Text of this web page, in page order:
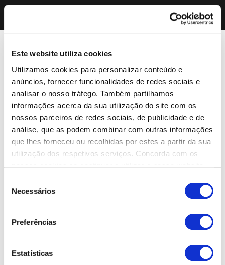
Este website utiliza cookies
Utilizamos cookies para personalizar conteúdo e
anúncios, fornecer funcionalidades de redes sociais e
analisar o nosso tráfego. Também partilhamos
informações acerca da sua utilização do site com os
nossos parceiros de redes sociais, de publicidade e de
análise, que as podem combinar com outras informações
que lhes forneceu ou recolhidas por estes a partir da sua
utilização dos respetivos serviços. Concorda com os
Necessários
Preferências
Estatísticas